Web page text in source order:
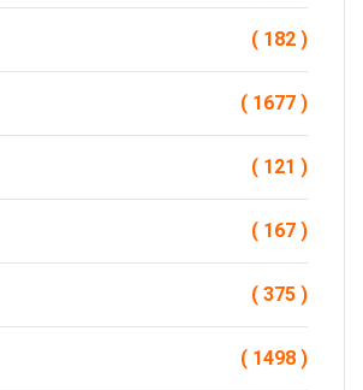
( 182 )
( 1677 )
( 121 )
( 167 )
( 375 )
( 1498 )